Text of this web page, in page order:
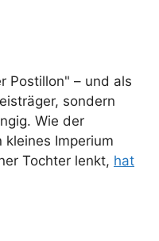
Postillon" – und als
sondern
Wie der
kleines Imperium
Tochter lenkt, hat